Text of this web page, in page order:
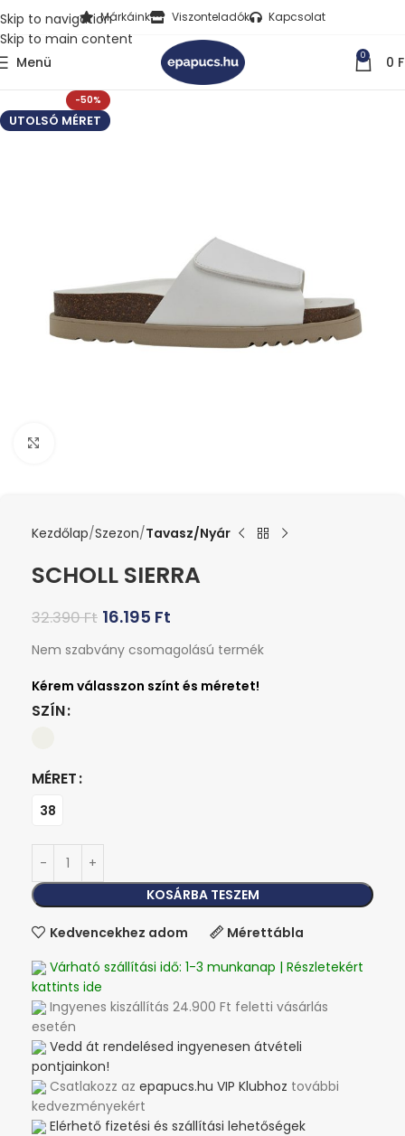
Skip to navigation
Skip to main content
Márkáink Viszonteladók Kapcsolat
Menü 0 0
-50%
UTOLSÓ MÉRET
Kezdőlap Szezon Tavasz/Nyár
SCHOLL SIERRA
32.390Ft 16.195 Ft
Nem szabvány csomagolású termék
SZÍN
MÉRET
38
KOSÁRBA TESZEM
Kedvencekhez adom
Mérettábla
Várható szállítási idő: 1-3 munkanap | Részletekért
kattints ide
Ingyenes kiszállítás 24.900 Ft feletti vásárlás
esetén
Vedd át rendelésed ingyenesen átvételi
pontjainkon!
Csatlakozz az epapucs.hu VIP Klubhoz további
kedvezményekért
Elérhető fizetési és szállítási lehetőségek